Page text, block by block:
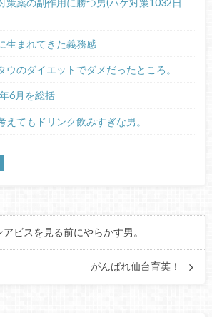
策薬の副作用に勝つ男(ハゲ対策1032日
生まれてきた義務感
ウのダイエットでダメだったところ。
6月を総括
えてもドリンク飲みすぎな男。
ビスを見る前にやらかす男。
がんばれ仙台育英！